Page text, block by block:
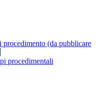
procedimento (da pubblicare
procedimentali